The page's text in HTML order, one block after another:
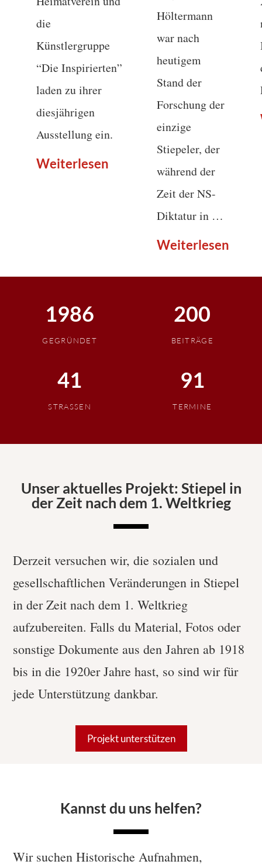
die
Künstlergruppe
“Die Inspirierten”
laden zu ihrer
diesjährigen
Ausstellung ein.
Weiterlesen
Höltermann
war nach
heutigem
Stand der
Forschung der
einzige
Stiepeler, der
während der
Zeit der NS-
Diktatur in …
Weiterlesen
1986
GEGRÜNDET
200
BEITRÄGE
41
STRASSEN
91
TERMINE
Unser aktuelles Projekt: Stiepel in
der Zeit nach dem 1. Weltkrieg
Derzeit versuchen wir, die sozialen und
gesellschaftlichen Veränderungen in Stiepel
in der Zeit nach dem 1. Weltkrieg
aufzubereiten. Falls du Material, Fotos oder
sonstige Dokumente aus den Jahren ab 1918
bis in die 1920er Jahre hast, so sind wir für
jede Unterstützung dankbar.
Projekt unterstützen
Kannst du uns helfen?
Wir suchen Historische Aufnahmen,